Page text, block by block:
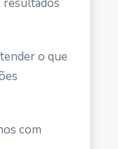
resultados
o que
com